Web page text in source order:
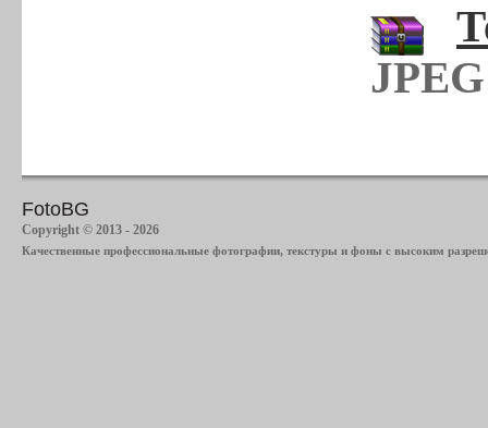
FotoBG
Copyright © 2013 - 2026
Качественные профессиональные фотографии, текстуры и фоны с высоким